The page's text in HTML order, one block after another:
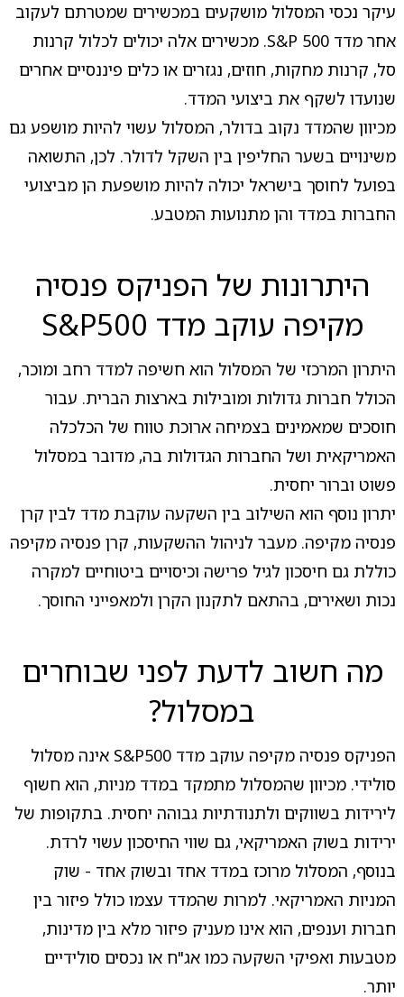
עיקר נכסי המסלול מושקעים במכשירים שמטרתם לעקוב
אחר מדד S&P 500. מכשירים אלה יכולים לכלול קרנות
סל, קרנות מחקות, חוזים, נגזרים או כלים פיננסיים אחרים
שנועדו לשקף את ביצועי המדד.
מכיוון שהמדד נקוב בדולר, המסלול עשוי להיות מושפע גם
משינויים בשער החליפין בין השקל לדולר. לכן, התשואה
בפועל לחוסך בישראל יכולה להיות מושפעת הן מביצועי
החברות במדד והן מתנועות המטבע.
היתרונות של הפניקס פנסיה
מקיפה עוקב מדד S&P500
היתרון המרכזי של המסלול הוא חשיפה למדד רחב ומוכר,
הכולל חברות גדולות ומובילות בארצות הברית. עבור
חוסכים שמאמינים בצמיחה ארוכת טווח של הכלכלה
האמריקאית ושל החברות הגדולות בה, מדובר במסלול
פשוט וברור יחסית.
יתרון נוסף הוא השילוב בין השקעה עוקבת מדד לבין קרן
פנסיה מקיפה. מעבר לניהול ההשקעות, קרן פנסיה מקיפה
כוללת גם חיסכון לגיל פרישה וכיסויים ביטוחיים למקרה
נכות ושאירים, בהתאם לתקנון הקרן ולמאפייני החוסך.
מה חשוב לדעת לפני שבוחרים
במסלול?
הפניקס פנסיה מקיפה עוקב מדד S&P500 אינה מסלול
סולידי. מכיוון שהמסלול מתמקד במדד מניות, הוא חשוף
לירידות בשווקים ולתנודתיות גבוהה יחסית. בתקופות של
ירידות בשוק האמריקאי, גם שווי החיסכון עשוי לרדת.
בנוסף, המסלול מרוכז במדד אחד ובשוק אחד - שוק
המניות האמריקאי. למרות שהמדד עצמו כולל פיזור בין
חברות וענפים, הוא אינו מעניק פיזור מלא בין מדינות,
מטבעות ואפיקי השקעה כמו אג"ח או נכסים סולידיים
יותר.